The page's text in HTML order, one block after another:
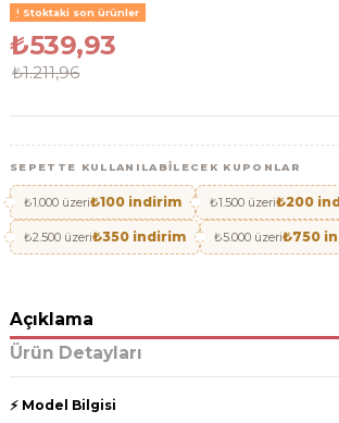
Stoktaki son ürünler
₺539,93
₺1.211,96
SEPETTE KULLANILABILECEK KUPONLAR
₺1.000 üzeri₺100 indirim ₺1.500 üzeri₺200
₺2.500 üzeri₺350 indirim ₺5.000 üzeri₺750
Açıklama
Ürün Detayları
⚡ Model Bilgisi